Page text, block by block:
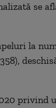
se
la
privind